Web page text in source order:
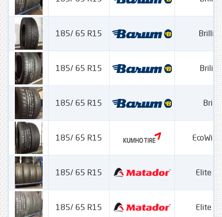
185/ 65 R15
185/ 65 R15
185/ 65 R15
185/ 65 R15
185/ 65 R15 Elite 3
185/ 65 R15 Elite 3